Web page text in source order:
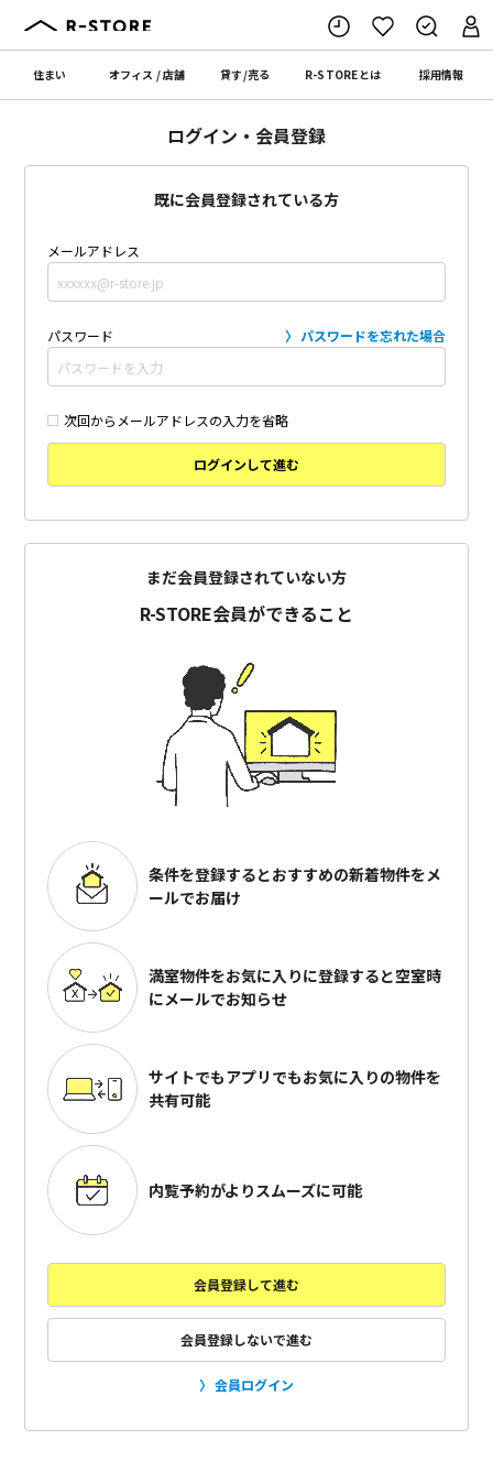
住まい オフィス /店舗 貸す/売る R-STOREとは 採用情報
ログイン・会員登録
既に会員登録されている方
メールアドレス
パスワード パスワードを忘れた場合
次回からメールアドレスの入力を省略
ログインして進む
まだ会員登録されていない方
R-STORE会員ができること
条件を登録するとおすすめの新着物件をメ
ールでお届け
満室物件をお気に入りに登録すると空室時
にメールでお知らせ
サイトでもアプリでもお気に入りの物件を
共有可能
内覧予約がよりスムーズに可能
会員登録して進む
会員登録しないで進む
会員ログイン